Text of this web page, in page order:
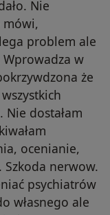
Nie
mówi,
problem ale
w
że
dostałam
ocenianie,
nerwow.
psychiatrów
własnego ale